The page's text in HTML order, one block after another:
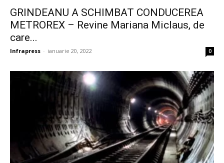
GRINDEANU A SCHIMBAT CONDUCEREA
METROREX – Revine Mariana Miclaus, de
care...
Infrapress - ianuarie 20, 2022 0